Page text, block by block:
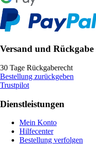
Versand und Rückgabe
30 Tage Rückgaberecht
Bestellung zurückgeben
Trustpilot
Dienstleistungen
Mein Konto
Hilfecenter
Bestellung verfolgen